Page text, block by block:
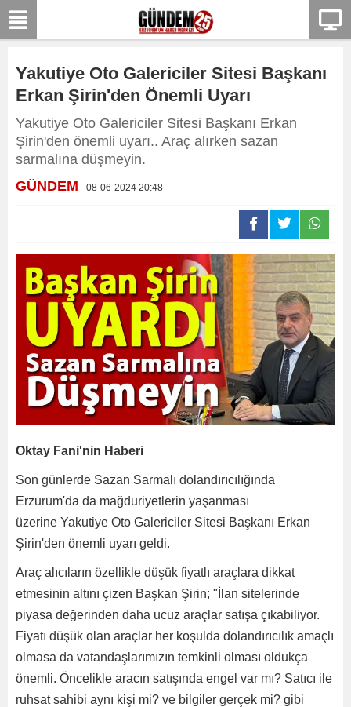
Yakutiye Oto Galericiler Sitesi Başkanı
Erkan Şirin'den Önemli Uyarı
Yakutiye Oto Galericiler Sitesi Başkanı Erkan
Şirin'den önemli uyarı.. Araç alırken sazan
sarmalına düşmeyin.
GÜNDEM - 08-06-2024 20:48
Oktay Fani'nin Haberi
Son günlerde Sazan Sarmalı dolandırıcılığında
Erzurum'da da mağduriyetlerin yaşanması
üzerine Yakutiye Oto Galericiler Sitesi Başkanı Erkan
Şirin'den önemli uyarı geldi.
Araç alıcıların özellikle düşük fiyatlı araçlara dikkat
etmesinin altını çizen Başkan Şirin; "İlan sitelerinde
piyasa değerinden daha ucuz araçlar satışa çıkabiliyor.
Fiyatı düşük olan araçlar her koşulda dolandırıcılık amaçlı
olmasa da vatandaşlarımızın temkinli olması oldukça
önemli. Öncelikle aracın satışında engel var mı? Satıcı ile
ruhsat sahibi aynı kişi mi? ve bilgiler gerçek mi? gibi